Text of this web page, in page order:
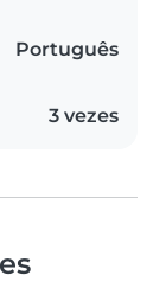
Português
3 vezes